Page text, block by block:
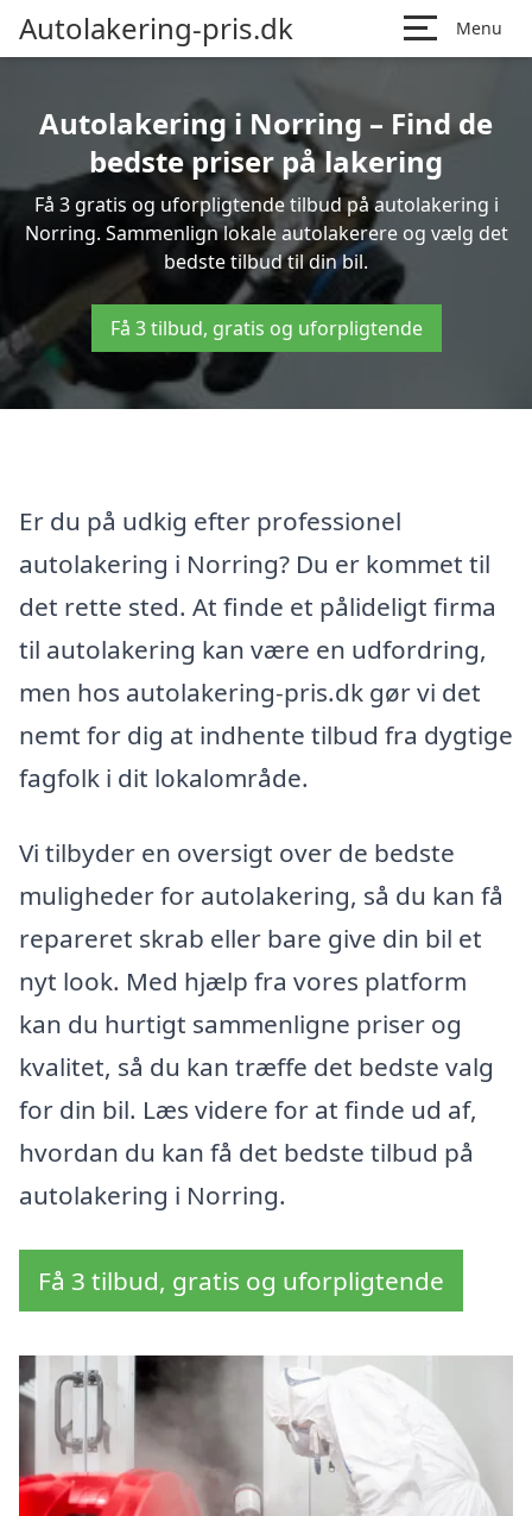
Autolakering-pris.dk Menu
Autolakering i Norring – Find de
bedste priser på lakering
Få 3 gratis og uforpligtende tilbud på autolakering i
Norring. Sammenlign lokale autolakerere og vælg det
bedste tilbud til din bil.
Få 3 tilbud, gratis og uforpligtende
Er du på udkig efter professionel
autolakering i Norring? Du er kommet til
det rette sted. At finde et pålideligt firma
til autolakering kan være en udfordring,
men hos autolakering-pris.dk gør vi det
nemt for dig at indhente tilbud fra dygtige
fagfolk i dit lokalområde.
Vi tilbyder en oversigt over de bedste
muligheder for autolakering, så du kan få
repareret skrab eller bare give din bil et
nyt look. Med hjælp fra vores platform
kan du hurtigt sammenligne priser og
kvalitet, så du kan træffe det bedste valg
for din bil. Læs videre for at finde ud af,
hvordan du kan få det bedste tilbud på
autolakering i Norring.
Få 3 tilbud, gratis og uforpligtende